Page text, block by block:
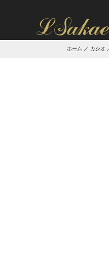
ホーム カシオ